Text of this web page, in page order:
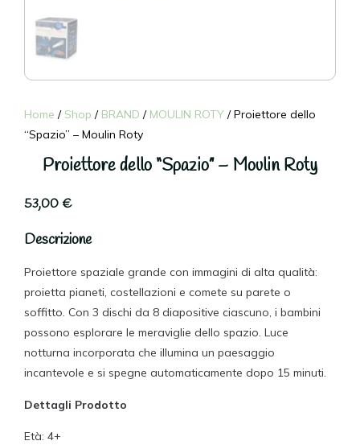
Home / Shop / BRAND / MOULIN ROTY / Proiettore dello
“Spazio” – Moulin Roty
Proiettore dello “Spazio” – Moulin Roty
53,00€
Descrizione
Proiettore spaziale grande con immagini di alta qualità:
proietta pianeti, costellazioni e comete su parete o
soffitto. Con 3 dischi da 8 diapositive ciascuno, i bambini
possono esplorare le meraviglie dello spazio. Luce
notturna incorporata che illumina un paesaggio
incantevole e si spegne automaticamente dopo 15 minuti.
Dettagli Prodotto
Età: 4+